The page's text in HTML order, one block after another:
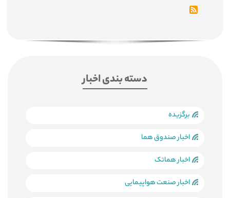
دسته بندی اخبار
برگزیده
اخبار صندوق هما
اخبار هماتک
اخبار صنعت هواپیمایی